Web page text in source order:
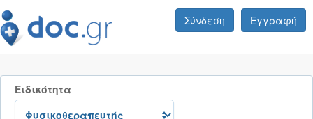
Σύνδεση Εγγραφή
Ειδικότητα